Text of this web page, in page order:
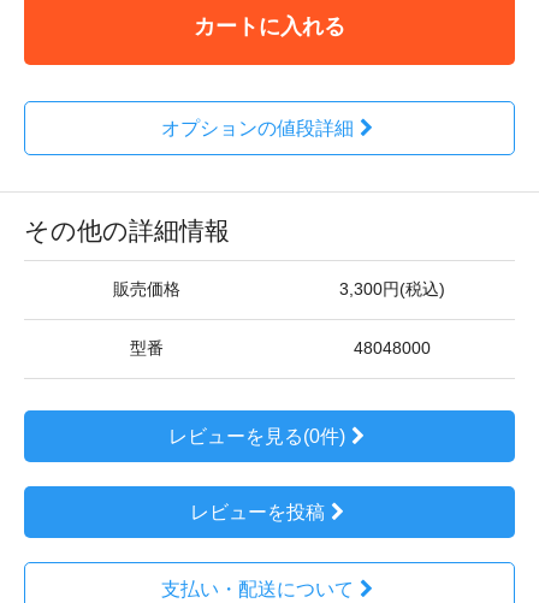
カートに入れる
オプションの値段詳細
その他の詳細情報
販売価格 3,300円(税込)
型番 48048000
レビューを見る(0件)
レビューを投稿
支払い・配送について